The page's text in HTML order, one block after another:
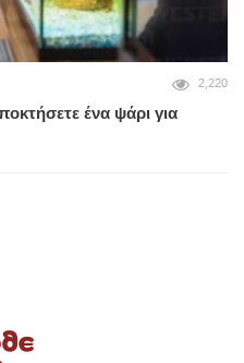
2,220
ένα ψάρι για